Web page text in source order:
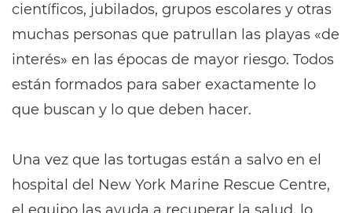
científicos, jubilados, grupos escolares y otras
muchas personas que patrullan las playas «de
interés» en las épocas de mayor riesgo. Todos
están formados para saber exactamente lo
que buscan y lo que deben hacer.
Una vez que las tortugas están a salvo en el
hospital del New York Marine Rescue Centre,